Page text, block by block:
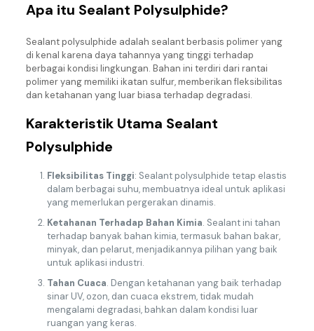
Apa itu Sealant Polysulphide?
Sealant polysulphide adalah sealant berbasis polimer yang
di kenal karena daya tahannya yang tinggi terhadap
berbagai kondisi lingkungan. Bahan ini terdiri dari rantai
polimer yang memiliki ikatan sulfur, memberikan fleksibilitas
dan ketahanan yang luar biasa terhadap degradasi.
Karakteristik Utama Sealant
Polysulphide
Fleksibilitas Tinggi: Sealant polysulphide tetap elastis
dalam berbagai suhu, membuatnya ideal untuk aplikasi
yang memerlukan pergerakan dinamis.
Ketahanan Terhadap Bahan Kimia. Sealant ini tahan
terhadap banyak bahan kimia, termasuk bahan bakar,
minyak, dan pelarut, menjadikannya pilihan yang baik
untuk aplikasi industri.
Tahan Cuaca. Dengan ketahanan yang baik terhadap
sinar UV, ozon, dan cuaca ekstrem, tidak mudah
mengalami degradasi, bahkan dalam kondisi luar
ruangan yang keras.